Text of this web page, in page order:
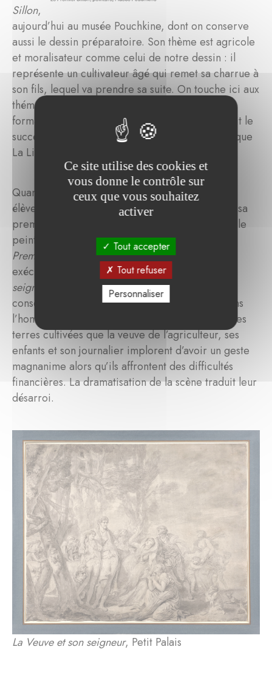
Sillon,
aujourd’hui au musée Pouchkine, dont on conserve
aussi le dessin préparatoire. Son thème est agricole
et moralisateur comme celui de notre dessin : il
représente un cultivateur âgé qui remet sa charrue à
son fils, lequel va prendre sa suite. On touche ici aux
thématiques de la transmission familiale et de la
formation des jeunes générations qui ont déjà fait le
succès de Greuze auprès des connaisseurs tels que
La Live de Jully.
Quant à notre dessin, il a été décrit par une des
élèves de Greuze, Caroline de Valory, qui a été sa
première biographe en 1813. Elle explique que le
peintre se promettait de faire un pendant au
Premier Sillon
mais n’a pas mis son projet à
exécution. Il appelait le dessinLa Veuve et son
seigneur ou La première indulgence
conservation du Petit Palais propose de voir dans
l’homme qui se tient au centre le propriétaire des
terres cultivées que la veuve de l’agriculteur, ses
enfants et son journalier implorent d’avoir un geste
magnanime alors qu’ils affrontent des difficultés
financières. La dramatisation de la scène traduit leur
désarroi.
La Veuve et son seigneur, Petit Palais
Ce site utilise des cookies et
vous donne le contrôle sur
ceux que vous souhaitez
activer
Tout accepter
Tout refuser
Personnaliser